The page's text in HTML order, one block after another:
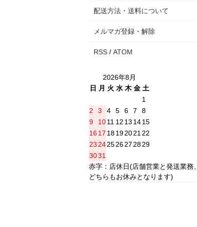
配送方法・送料について
メルマガ登録・解除
RSS / ATOM
2026年8月
日
月 火 水 木 金 土
1
2
3 4 5 6 7
8
9
1011 12 13 1415
16 17 18192021 22
23 24252627 2829
3031
赤字：店休日(店舗営業と発送業務、
どちらもお休みとなります)